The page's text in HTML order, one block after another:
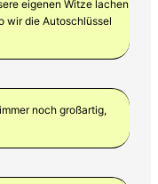
eigenen Witze lachen
wir die Autoschlüssel
noch großartig,